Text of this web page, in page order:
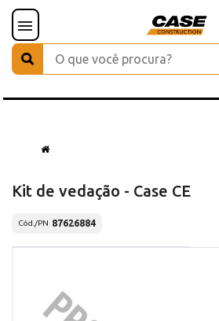
Kit de vedação - Case CE
Cód./PN 87626884